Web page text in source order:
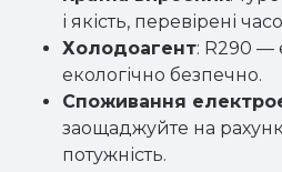
і якість, перевірені
Холодоагент: R290 —
екологічно безпечно.
Споживання
заощаджуйте на
потужність.